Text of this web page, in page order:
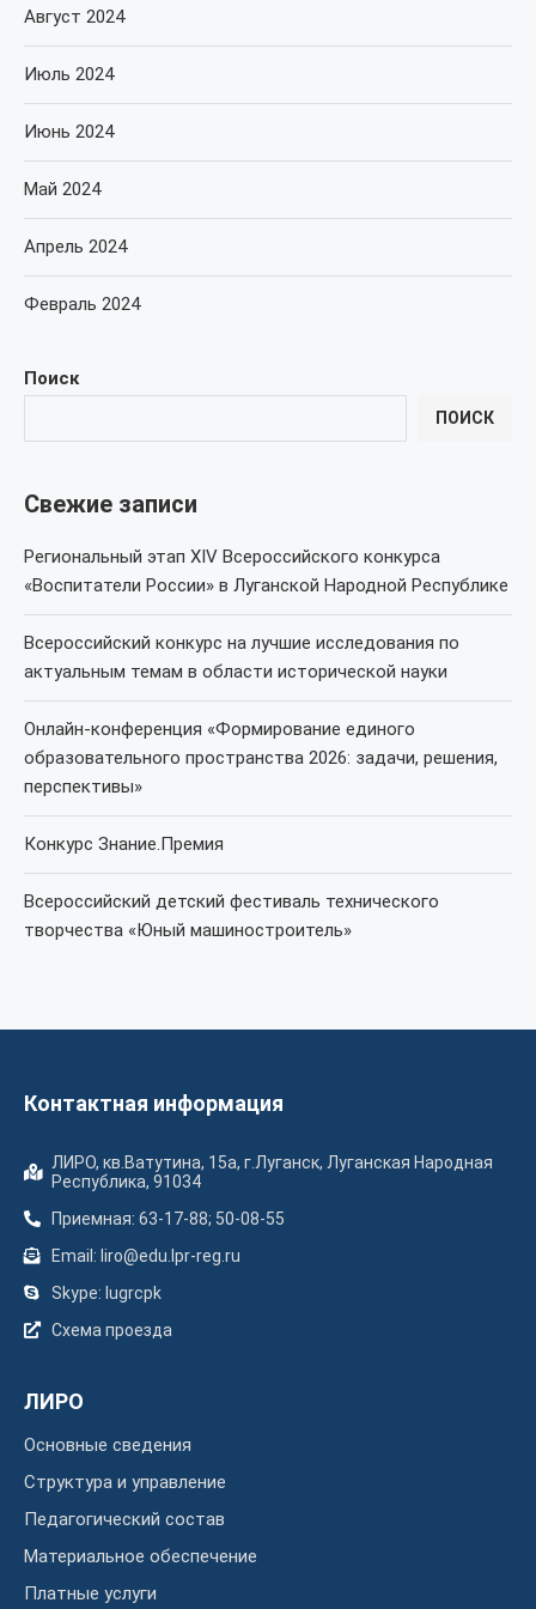
Поиск
ПОИСК
Свежие записи
Региональный этап XIV Всероссийского конкурса
«Воспитатели России» в Луганской Народной Республике
Всероссийский конкурс на лучшие исследования по
актуальным темам в области исторической науки
Онлайн-конференция «Формирование единого
образовательного пространства 2026: задачи, решения,
перспективы»
Конкурс Знание.Премия
Всероссийский детский фестиваль технического
творчества «Юный машиностроитель»
Август 2024
Июль 2024
Июнь 2024
Май 2024
Апрель 2024
Февраль 2024
Контактная информация
ЛИРО, кв.Ватутина, 15а, г.Луганск, Луганская Народная
Республика, 91034
Приемная: 63-17-88; 50-08-55
Email: liro@edu.lpr-reg.ru
Skype: lugrcpk
Схема проезда
ЛИРО
Основные сведения
Структура и управление
Педагогический состав
Материальное обеспечение
Платные услуги